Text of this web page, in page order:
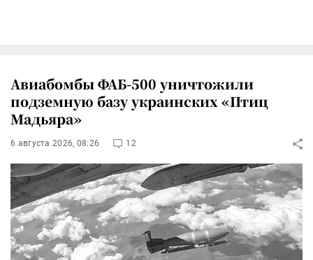
Авиабомбы ФАБ-500 уничтожили
подземную базу украинских «Птиц
Мадьяра»
6 августа 2026, 08:26 12